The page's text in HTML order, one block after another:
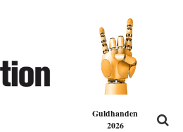
Guldhanden
2026
många funktioner